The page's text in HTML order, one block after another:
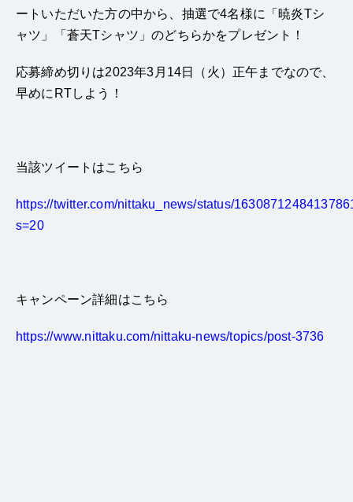
ートいただいた方の中から、抽選で4名様に「暁炎Tシ
ャツ」「蒼天Tシャツ」のどちらかをプレゼント！
応募締め切りは2023年3月14日（火）正午までなので、
早めにRTしよう！
当該ツイートはこちら
https://twitter.com/nittaku_news/status/
s=20
キャンペーン詳細はこちら
https://www.nittaku.com/nittaku-news/topics/post-3736